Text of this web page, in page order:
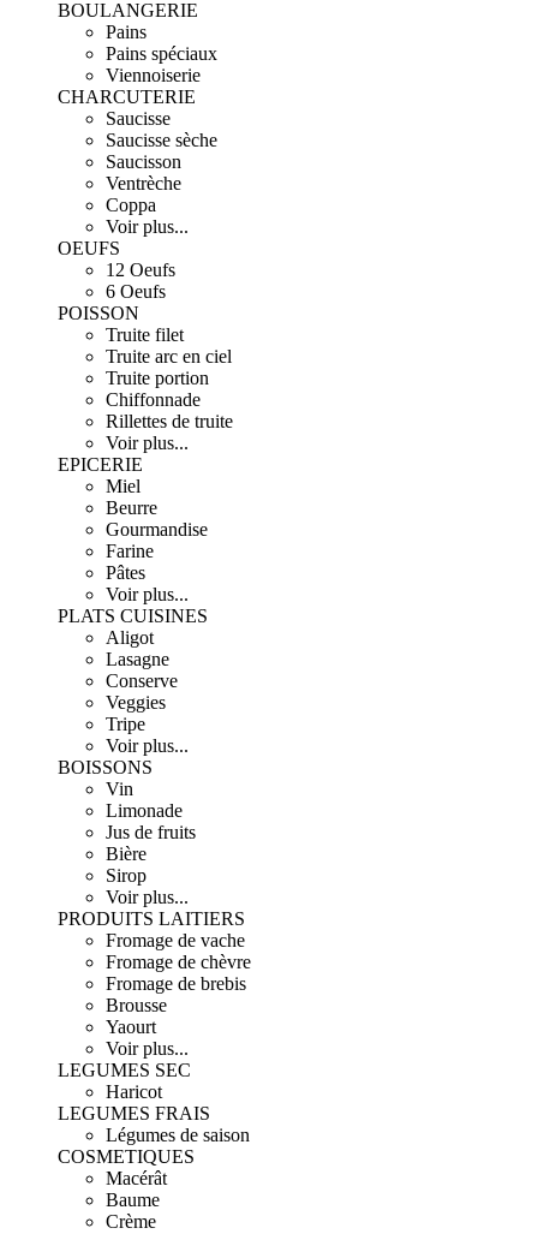
BOULANGERIE
Pains
Pains spéciaux
Viennoiserie
CHARCUTERIE
Saucisse
Saucisse sèche
Saucisson
Ventrèche
Coppa
Voir plus...
OEUFS
12 Oeufs
6 Oeufs
POISSON
Truite filet
Truite arc en ciel
Truite portion
Chiffonnade
Rillettes de truite
Voir plus...
EPICERIE
Miel
Beurre
Gourmandise
Farine
Pâtes
Voir plus...
PLATS CUISINES
Aligot
Lasagne
Conserve
Veggies
Tripe
Voir plus...
BOISSONS
Vin
Limonade
Jus de fruits
Bière
Sirop
Voir plus...
PRODUITS LAITIERS
Fromage de vache
Fromage de chèvre
Fromage de brebis
Brousse
Yaourt
Voir plus...
LEGUMES SEC
Haricot
LEGUMES FRAIS
Légumes de saison
COSMETIQUES
Macérât
Baume
Crème